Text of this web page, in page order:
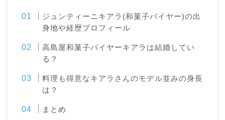
ジュンティーニキアラ(和菓子バイヤー)の出
身地や経歴プロフィール
高島屋和菓子バイヤーキアラは結婚してい
る？
料理も得意なキアラさんのモデル並みの身長
は？
まとめ